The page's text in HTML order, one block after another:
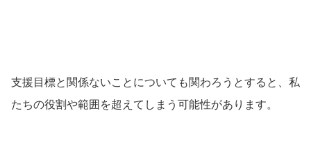
支援目標と関係ないことについても関わろうとすると、私
たちの役割や範囲を超えてしまう可能性があります。